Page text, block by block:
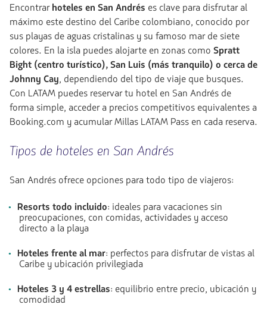
Encontrarhoteles en San Andrés es clave para disfrutar al
máximo este destino del Caribe colombiano, conocido por
sus playas de aguas cristalinas y su famoso mar de siete
colores. En la isla puedes alojarte en zonas como Spratt
Bight (centro turístico), San Luis (más tranquilo) o cerca de
Johnny Cay, dependiendo del tipo de viaje que busques.
Con LATAM puedes reservar tu hotel en San Andrés de
forma simple, acceder a precios competitivos equivalentes a
Booking.com y acumular Millas LATAM Pass en cada reserva.
Tipos de hoteles en San Andrés
San Andrés ofrece opciones para todo tipo de viajeros:
Resorts todo incluido: ideales para vacaciones sin
preocupaciones, con comidas, actividades y acceso
directo a la playa
Hoteles frente al mar: perfectos para disfrutar de vistas al
Caribe y ubicación privilegiada
Hoteles 3 y 4 estrellas: equilibrio entre precio, ubicación y
comodidad